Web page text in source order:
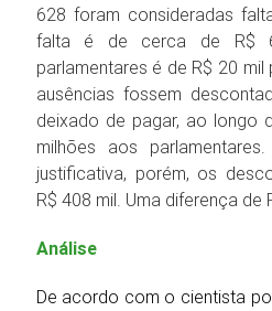
628 foram consideradas
falta é de cerca de R$
parlamentares é de R$ 20
ausências fossem
deixado de pagar, ao longo
milhões aos
justificativa, porém, os
R$ 408 mil. Uma diferença de
Análise
De acordo com o cientista